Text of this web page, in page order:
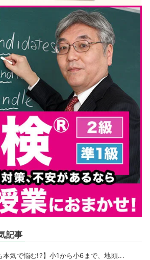
記事
本気で悩む!?】小1から小6まで、地頭...